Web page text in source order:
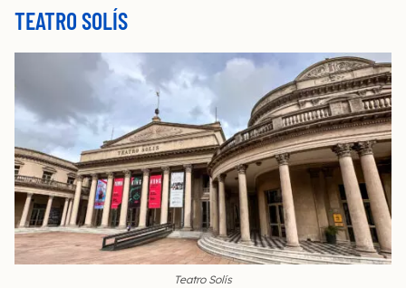
TEATRO SOLÍS
Teatro Solís